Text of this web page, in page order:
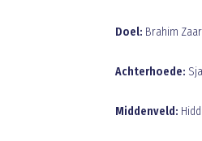
Doel: Brahim
Achterhoede:
Middenveld: